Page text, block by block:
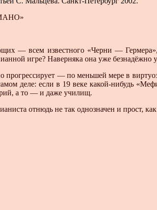
— всем известного «Черни —
игре? Наверняка она уже
— по меньшей мере в
деле: если в 19 веке какой-нибудь
а то — и даже училищ.
отнюдь не так однозначен и прост,